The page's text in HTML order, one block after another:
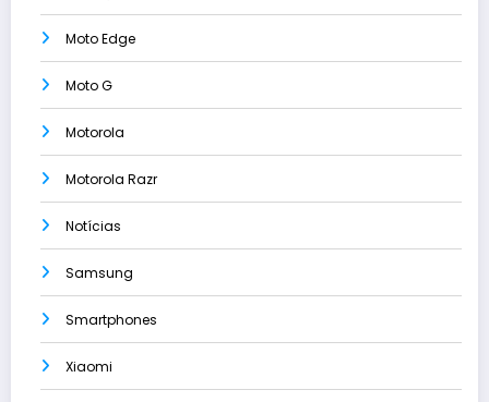
Moto Edge
Moto G
Motorola
Motorola Razr
Notícias
Samsung
Smartphones
Xiaomi